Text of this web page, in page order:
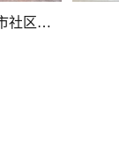
【MAX】垃圾收集房投入广州市社区使用